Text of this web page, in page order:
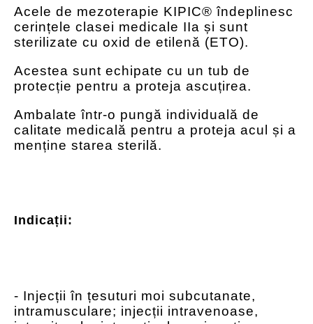
Acele de mezoterapie KIPIC® îndeplinesc
cerințele clasei medicale IIa și sunt
sterilizate cu oxid de etilenă (ETO).
Acestea sunt echipate cu un tub de
protecție pentru a proteja ascuțirea.
Ambalate într-o pungă individuală de
calitate medicală pentru a proteja acul și a
menține starea sterilă.
Indicații:
- Injecții în țesuturi moi subcutanate,
intramusculare; injecții intravenoase,